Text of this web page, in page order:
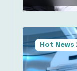
Hot News